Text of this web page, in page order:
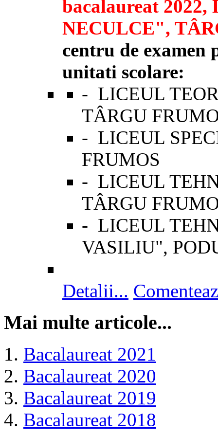
bacalaureat 2022,
NECULCE",
centru de
unitati scolare:
- LICEUL
TÂRGU
- LICEUL
FRUMOS
- LICEUL
TÂRGU
- LICEUL
VASILIU",
Detalii...
Mai multe articole...
Bacalaureat 2021
Bacalaureat 2020
Bacalaureat 2019
Bacalaureat 2018